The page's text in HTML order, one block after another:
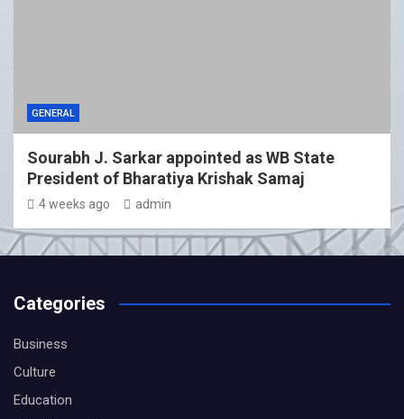
GENERAL
Sourabh J. Sarkar appointed as WB State
President of Bharatiya Krishak Samaj
4 weeks ago admin
Categories
Business
Culture
Education